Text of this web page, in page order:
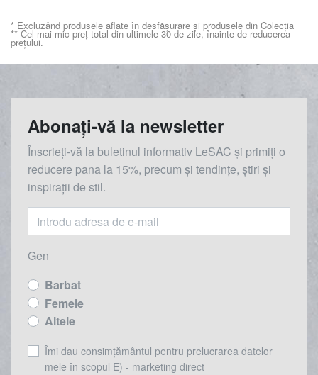
* Excluzând produsele aflate în desfășurare și produsele din Colecția
** Cel mai mic preț total din ultimele 30 de zile, înainte de reducerea
prețului.
Abonați-vă la newsletter
Înscrieți-vă la buletinul informativ LeSAC și primiți o
reducere pana la 15%, precum și tendințe, știri și
inspirații de stil.
Gen
Barbat
Femeie
Altele
Îmi dau consimțământul pentru prelucrarea datelor
mele în scopul E) - marketing direct